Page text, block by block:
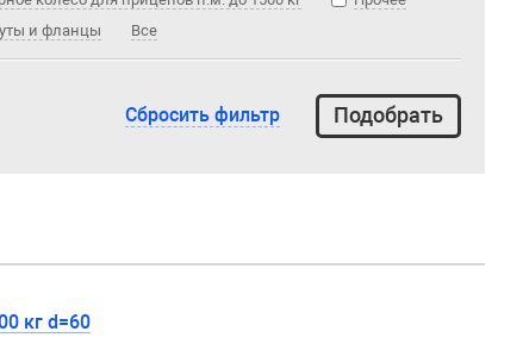
и фланцы
Все
Сбросить фильтр
кг d=60